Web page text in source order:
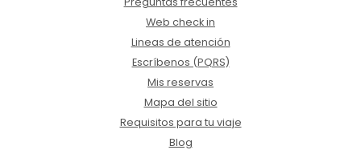
Web check in
Lineas de atención
Escríbenos (PQRS)
Mis reservas
Mapa del sitio
Requisitos para tu viaje
Blog